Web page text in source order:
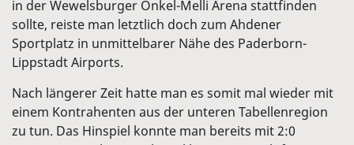
in der Wewelsburger Onkel-Melli Arena stattfinden
sollte, reiste man letztlich doch zum Ahdener
Sportplatz in unmittelbarer Nähe des Paderborn-
Lippstadt Airports.
Nach längerer Zeit hatte man es somit mal wieder mit
einem Kontrahenten aus der unteren Tabellenregion
zu tun. Das Hinspiel konnte man bereits mit 2:0